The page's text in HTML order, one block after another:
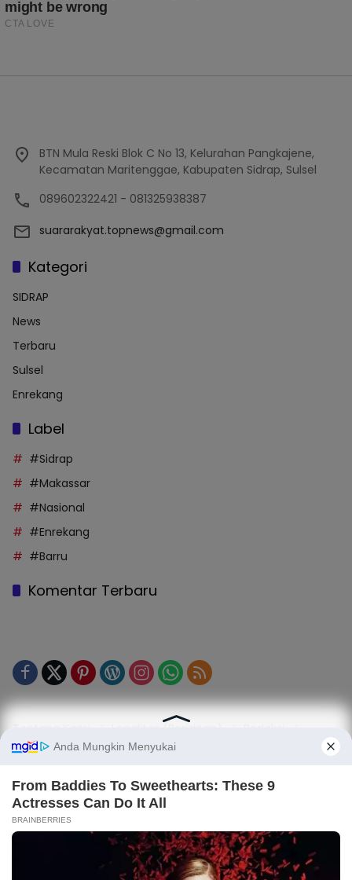
BTN Mula Reski Blok C No 13, Kelurahan Pangkajene,
Kecamatan Maritenggae, Kabupaten Sidrap, Sulsel
089602322421 - 081325938387
suararakyat.topnews@gmail.com
Kategori
SIDRAP
News
Terbaru
Sulsel
Enrekang
Label
#Sidrap
#Makassar
#Nasional
#Enrekang
#Barru
Komentar Terbaru
SOP Perlindungan Jurnalis
Kode Etik Jurnalistik (KEJ)
Pedoman Media Siber (PMS)
Kode Etik Redaksi / Perusahaan PT TOP MEDIA MANDIRI
Disclaimer
Privacy Policy
Copy Right 2025 | PT. TOP MEDIA MANDIRI